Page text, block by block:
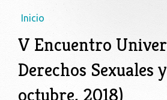
Usted está aquí
Inicio
V Encuentro
Derechos Sexuales
octubre, 2018)